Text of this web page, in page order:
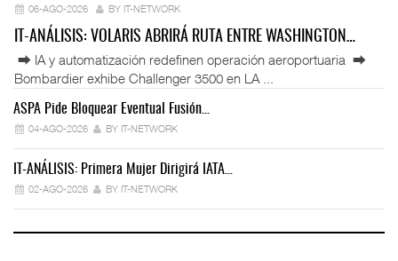
06-AGO-2026 BY IT-NETWORK
IT-ANÁLISIS: VOLARIS ABRIRÁ RUTA ENTRE WASHINGTON…
⮕ IA y automatización redefinen operación aeroportuaria ⮕
Bombardier exhibe Challenger 3500 en LA ...
ASPA Pide Bloquear Eventual Fusión…
04-AGO-2026 BY IT-NETWORK
IT-ANÁLISIS: Primera Mujer Dirigirá IATA…
02-AGO-2026 BY IT-NETWORK